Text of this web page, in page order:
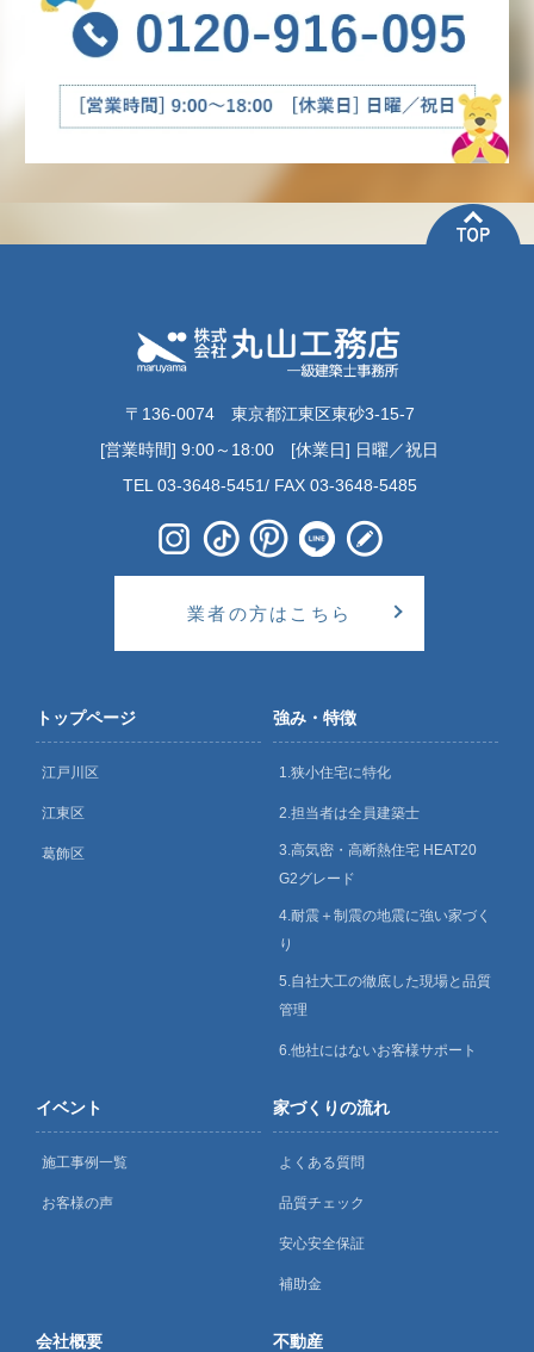
〒136-0074 東京都江東区東砂3-15-7
[営業時間] 9:00～18:00 [休業日] 日曜／祝日
TEL 03-3648-5451/ FAX 03-3648-5485
業者の方はこちら
トップページ
江戸川区
江東区
葛飾区
強み・特徴
1.狭小住宅に特化
2.担当者は全員建築士
3.高気密・高断熱住宅 HEAT20
G2グレード
4.耐震＋制震の地震に強い家づく
り
5.自社大工の徹底した現場と品質
管理
6.他社にはないお客様サポート
イベント
施工事例一覧
お客様の声
家づくりの流れ
よくある質問
品質チェック
安心安全保証
補助金
会社概要 不動産